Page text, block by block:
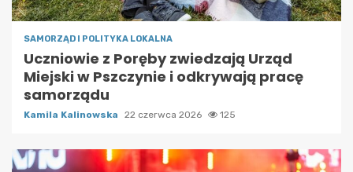
SAMORZĄD I POLITYKA LOKALNA
Uczniowie z Poręby zwiedzają Urząd
Miejski w Pszczynie i odkrywają pracę
samorządu
Kamila Kalinowska 22 czerwca 2026 125